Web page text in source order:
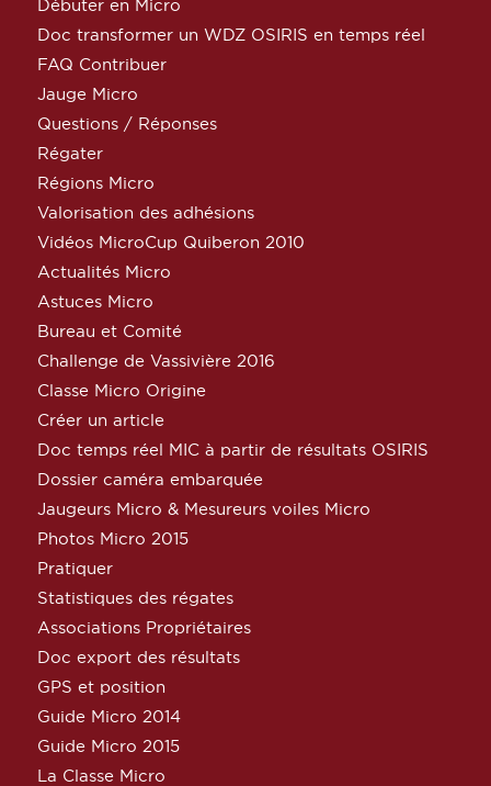
Débuter en Micro
Doc transformer un WDZ OSIRIS en temps réel
FAQ Contribuer
Jauge Micro
Questions / Réponses
Régater
Régions Micro
Valorisation des adhésions
Vidéos MicroCup Quiberon 2010
Actualités Micro
Astuces Micro
Bureau et Comité
Challenge de Vassivière 2016
Classe Micro Origine
Créer un article
Doc temps réel MIC à partir de résultats OSIRIS
Dossier caméra embarquée
Jaugeurs Micro & Mesureurs voiles Micro
Photos Micro 2015
Pratiquer
Statistiques des régates
Associations Propriétaires
Doc export des résultats
GPS et position
Guide Micro 2014
Guide Micro 2015
La Classe Micro